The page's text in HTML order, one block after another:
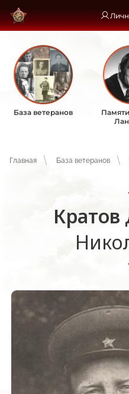
База ветеранов
Главная База ветеранов
Кратов